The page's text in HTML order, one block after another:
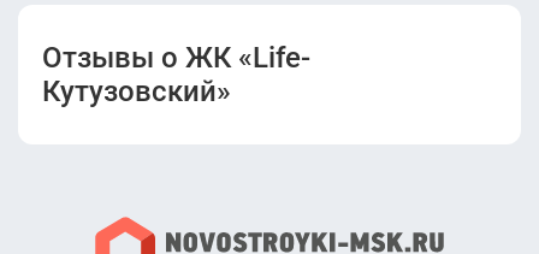
Отзывы о ЖК «Life-
Кутузовский»